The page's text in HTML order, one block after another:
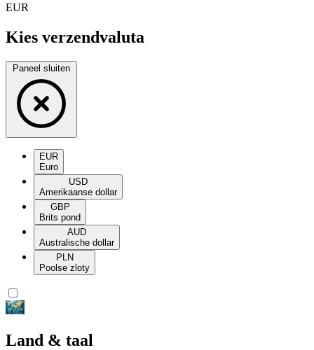
EUR
Kies verzendvaluta
Paneel sluiten
EUR
Euro
USD
Amerikaanse dollar
GBP
Brits pond
AUD
Australische dollar
PLN
Poolse zloty
Land & taal